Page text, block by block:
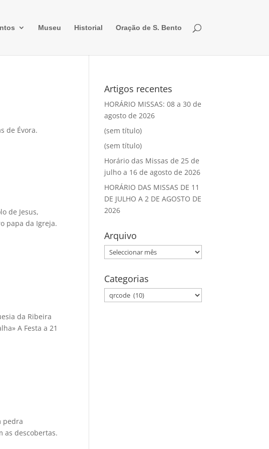
Museu Historial Oração de S. Bento
de Évora.
de Jesus,
papa da Igreja.
da Ribeira
A Festa a 21
pedra
as descobertas.
Artigos recentes
HORÁRIO MISSAS: 08 a 30 de
agosto de 2026
(sem título)
(sem título)
Horário das Missas de 25 de
julho a 16 de agosto de 2026
HORÁRIO DAS MISSAS DE 11
DE JULHO A 2 DE AGOSTO DE
2026
Arquivo
Arquivo
Categorias
Categorias